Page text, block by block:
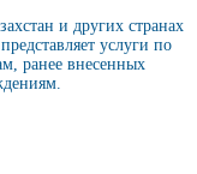
и других странах
услуги по
ранее внесенных